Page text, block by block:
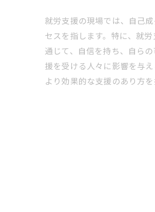
就労支援の現場では、自己
セスを指します。特に、就
通じて、自信を持ち、自ら
援を受ける人々に影響を与
より効果的な支援のあり方を